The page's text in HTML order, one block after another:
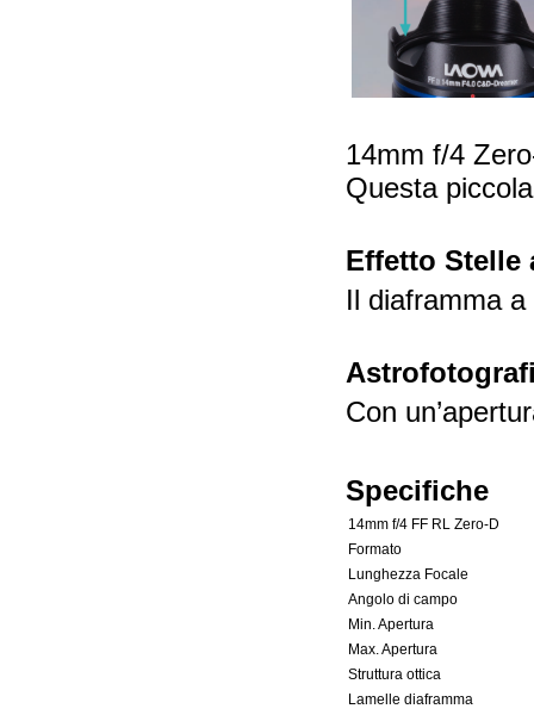
14mm f/4
Questa
Effetto Stelle
Il diaframma
Con
Specifiche
14mm f/4 FF RL Zero-D
Formato
Lunghezza Focale
Angolo di campo
Min. Apertura
Max. Apertura
Struttura ottica
Lamelle diaframma